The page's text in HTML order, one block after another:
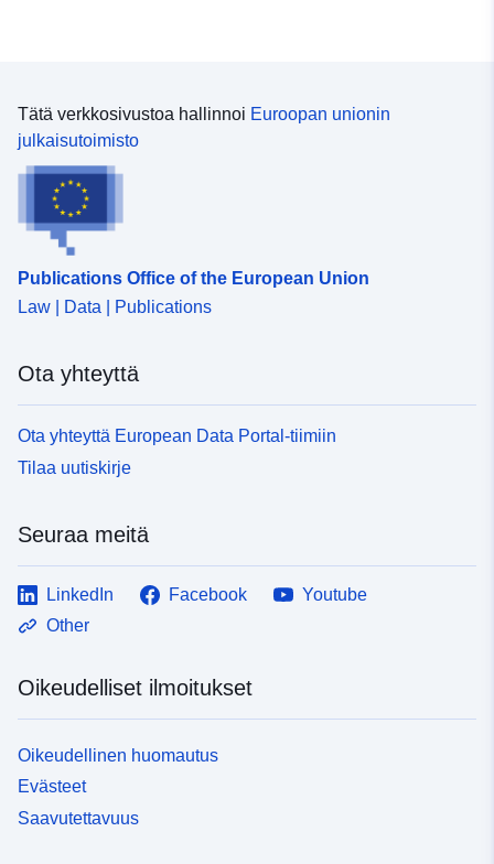
Tunnisteet:
https://registry.gdi-
de.org/id/de.hb/eece1216-
uriRef:
Tätä verkkosivustoa hallinnoi Euroopan unionin
julkaisutoimisto
Publications Office of the European Union
Law | Data | Publications
Ota yhteyttä
Ota yhteyttä European Data Portal-tiimiin
Tilaa uutiskirje
Seuraa meitä
LinkedIn Facebook
Youtube
Other
Oikeudelliset ilmoitukset
Oikeudellinen huomautus
Evästeet
Saavutettavuus